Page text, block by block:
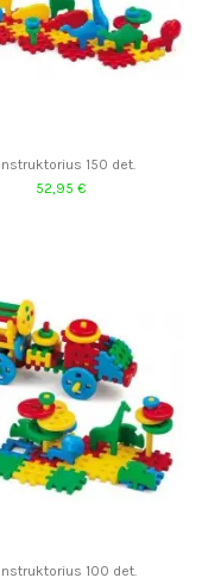
150 det.
52,95 €
100 det.